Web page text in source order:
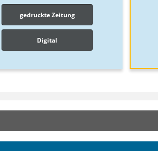
gedruckte Zeitung
Digital